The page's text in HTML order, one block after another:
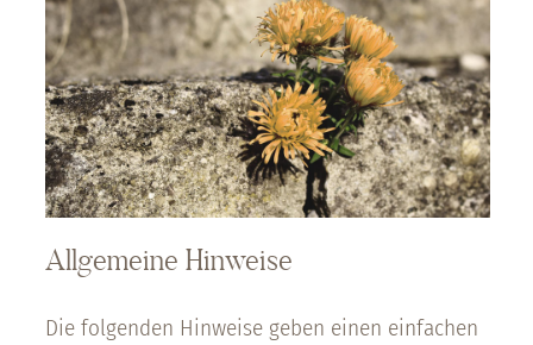
Allgemeine Hinweise
Die folgenden Hinweise geben einen einfachen